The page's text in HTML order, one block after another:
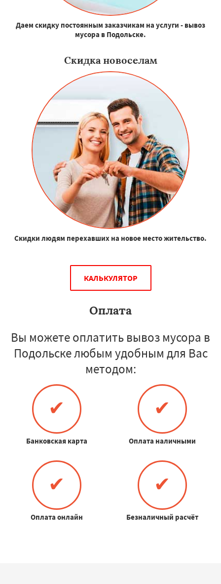
Даем скидку постоянным заказчикам на услуги - вывоз
мусора в Подольске.
Скидка новоселам
Скидки людям перехавших на новое место жительство.
КАЛЬКУЛЯТОР
Оплата
Вы можете оплатить вывоз мусора в
Подольске любым удобным для Вас
методом:
✔
Банковская карта
✔
Оплата наличными
✔
Оплата онлайн
✔
Безналичный расчёт